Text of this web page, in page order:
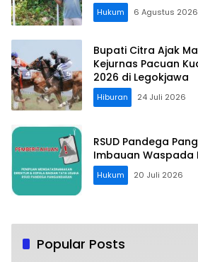
Hukum 6 Agustus 2026
Bupati Citra Ajak
Kejurnas Pacuan
2026 di Legokjawa
Hiburan 24 Juli 2026
RSUD Pandega
Imbauan Waspada
Hukum 20 Juli 2026
Popular Posts